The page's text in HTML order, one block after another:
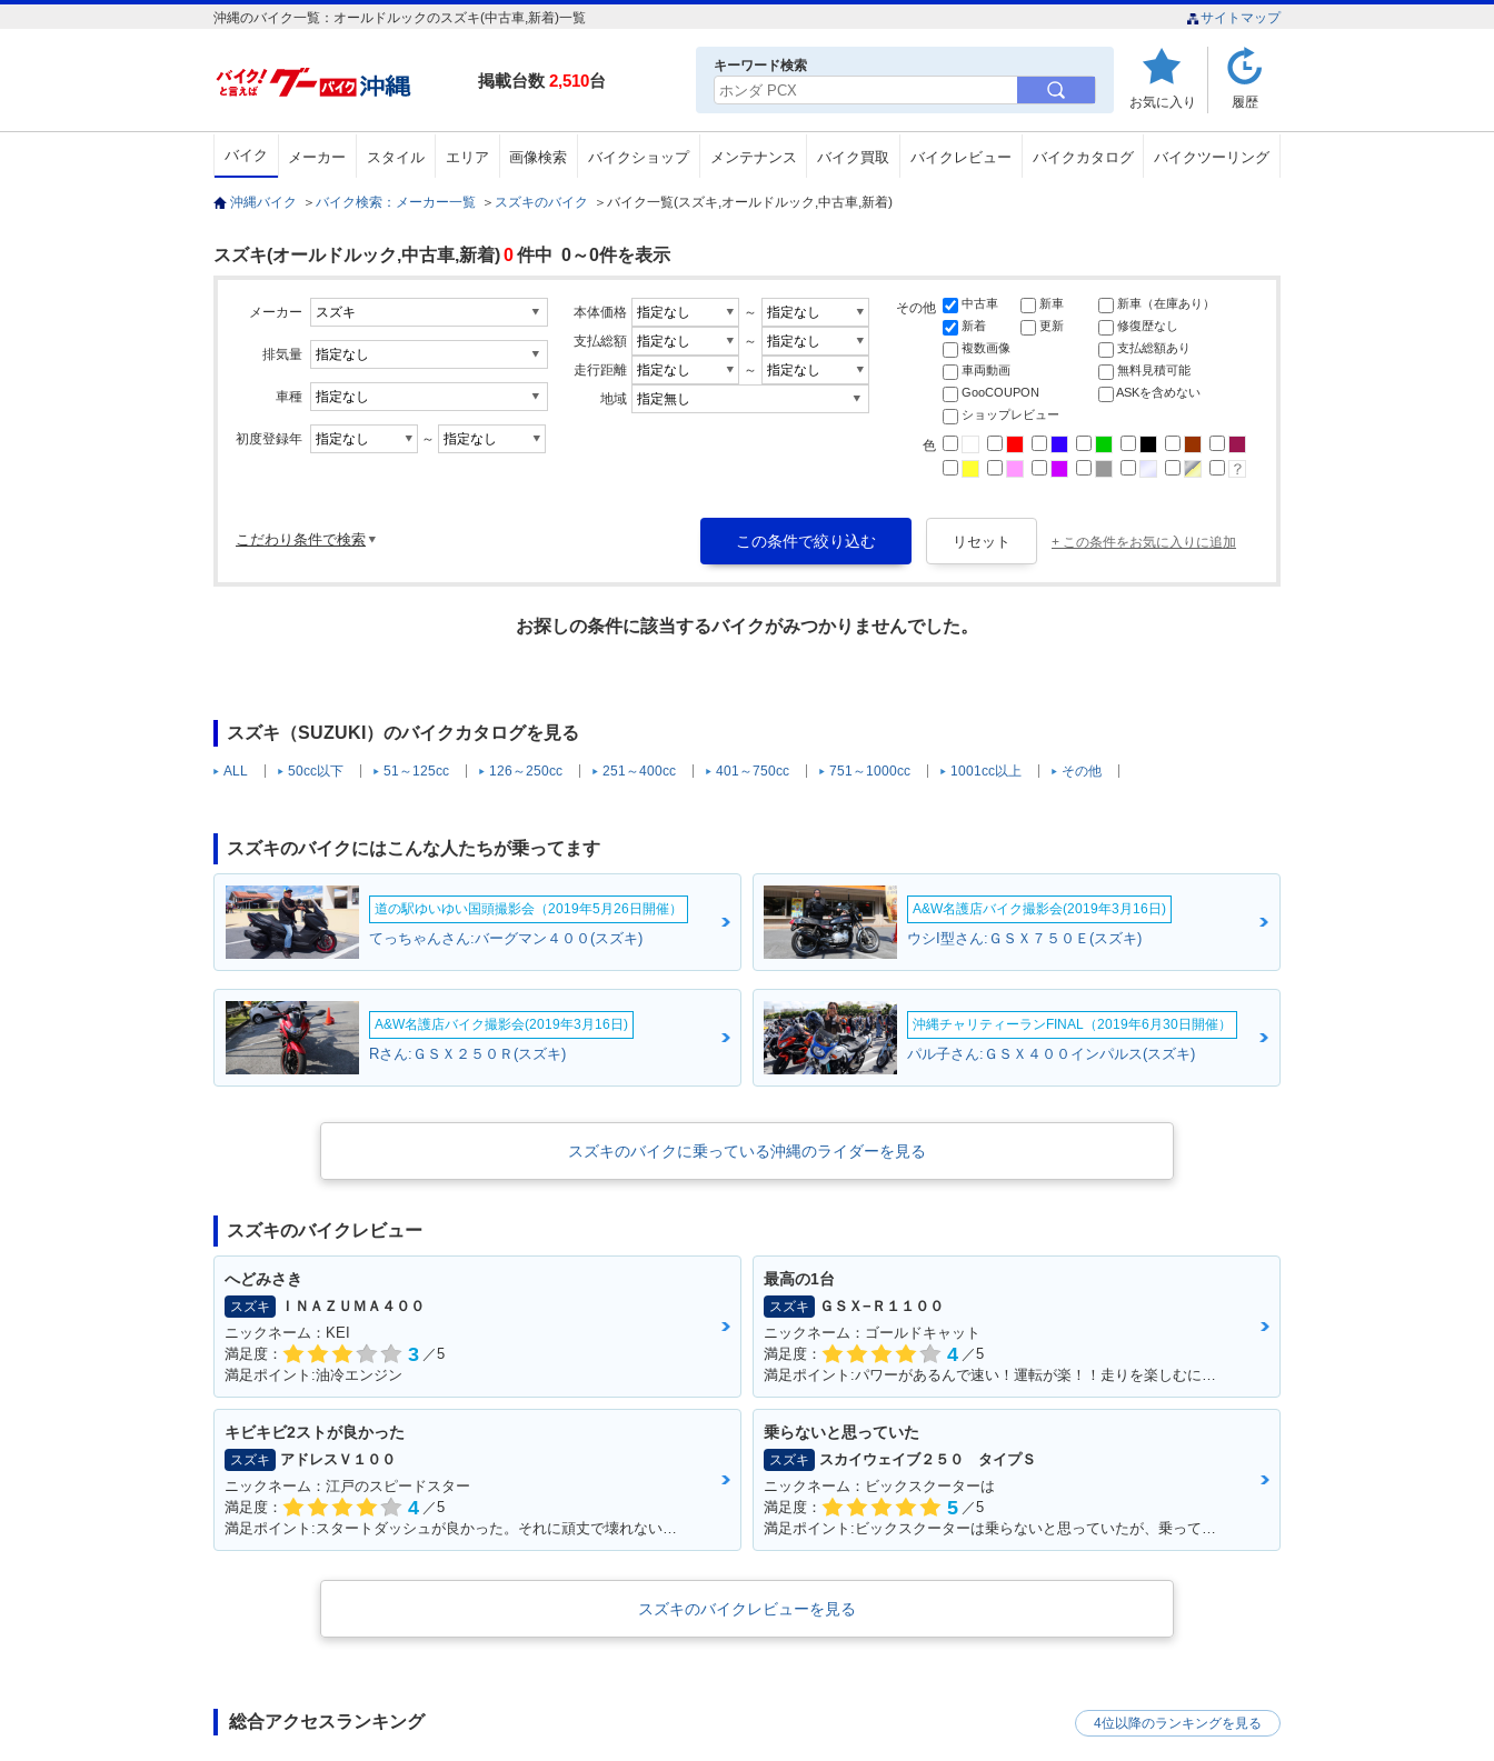
沖縄のバイク一覧：オールドルックのスズキ(中古車,新着)一覧 サイトマップ
掲載台数 2,510台
キーワード検索
お気に入り 履歴
バイク メーカー スタイル エリア 画像検索 バイクショップ メンテナンス バイク買取 バイクレビュー バイクカタログ バイクツーリング
沖縄バイク ＞ バイク検索：メーカー一覧 ＞ スズキのバイク ＞ バイク一覧(スズキ,オールドルック,中古車,新着)
スズキ(オールドルック,中古車,新着)0件中 0～0件を表示
メーカー
排気量
車種
初度登録年 ～
本体価格
～
支払総額
～
走行距離
～
地域
その他 中古車 新車
新車（在庫あり）
新着
更新
修復歴なし
複数画像
支払総額あり
車両動画
無料見積可能
GooCOUPON
ASKを含めない
ショップレビュー
色
こだわり条件で検索 + この条件をお気に入りに追加
お探しの条件に該当するバイクがみつかりませんでした。
スズキ（SUZUKI）のバイクカタログを見る
ALL 50cc以下 51～125cc 126～250cc 251～400cc 401～750cc 751～1000cc 1001cc以上 その他
スズキのバイクにはこんな人たちが乗ってます
道の駅ゆいゆい国頭撮影会（2019年5月26日開催）
てっちゃんさん:バーグマン４００(スズキ)
A&W名護店バイク撮影会(2019年3月16日)
ウシI型さん:ＧＳＸ７５０Ｅ(スズキ)
A&W名護店バイク撮影会(2019年3月16日)
Rさん:ＧＳＸ２５０Ｒ(スズキ)
沖縄チャリティーランFINAL（2019年6月30日開催）
パル子さん:ＧＳＸ４００インパルス(スズキ)
スズキのバイクに乗っている沖縄のライダーを見る
スズキのバイクレビュー
へどみさき
スズキ
ＩＮＡＺＵＭＡ４００
ニックネーム：KEI
満足度：
3 ／5
満足ポイント:油冷エンジン
最高の1台
スズキ
ＧＳＸ−Ｒ１１００
ニックネーム：ゴールドキャット
満足度：
4 ／5
満足ポイント:パワーがあるんで速い！運転が楽！！走りを楽しむにはもってこいの1台！足回りかえるとかなり乗りやすくなります
キビキビ2ストが良かった
スズキ
アドレスＶ１００
ニックネーム：江戸のスピードスター
満足度：
4 ／5
満足ポイント:スタートダッシュが良かった。それに頑丈で壊れない。燃費はそこそこ。あと、足元もフラットで、リアにはボックスを付ければ、相当量を運べます。シート下は、フルフェイスがしっかりと格納できました。あとはフロントの内側収納もたっぷりサイズで、500のペットボトルも入ります。企画でやった、V100 ツーリングは今でも思い出になってます。そんな便利な一台です。
乗らないと思っていた
スズキ
スカイウェイブ２５０ タイプＳ
ニックネーム：ビックスクーターは
満足度：
5 ／5
満足ポイント:ビックスクーターは乗らないと思っていたが、乗ってみると離れなれなくなった。 運転しやすい！メットイン大きい！走りのストレスもない！ 通勤・通学にぴったりで、とても良い足☆ カスタムパーツも多くて楽しい！結局楽しいオススメの一台になりました！
スズキのバイクレビューを見る
総合アクセスランキング 4位以降のランキングを見る